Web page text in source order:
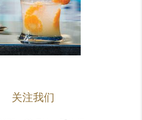
关注我们